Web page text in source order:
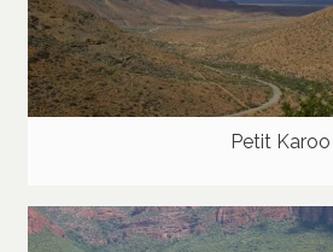
Petit Karoo